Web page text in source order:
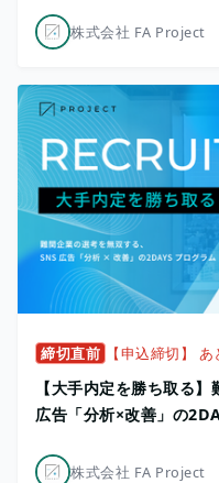
株式会社 FA Project
締切直前 【申込締切】
【大手内定を勝ち取る
広告「分析×改善」の
株式会社 FA Project